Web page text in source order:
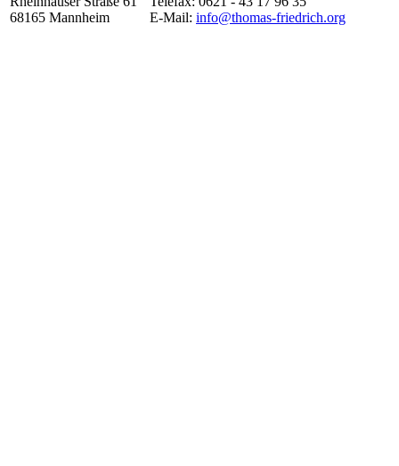
68165 Mannheim
E-Mail: info@thomas-friedrich.org